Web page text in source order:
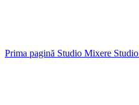
Prima pagină Studio Mixere Studio